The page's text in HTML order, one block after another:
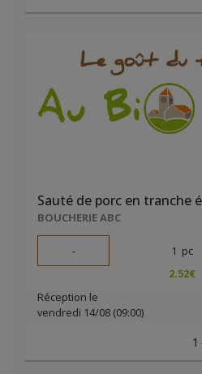
Sauté de porc en tranche
BOUCHERIE ABC
- 1 pc
2.52€
Réception le
vendredi 14/08 (09:00)